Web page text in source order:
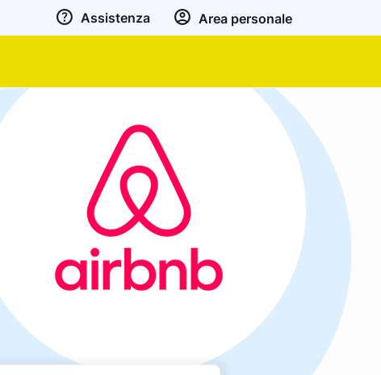
Assistenza Area personale